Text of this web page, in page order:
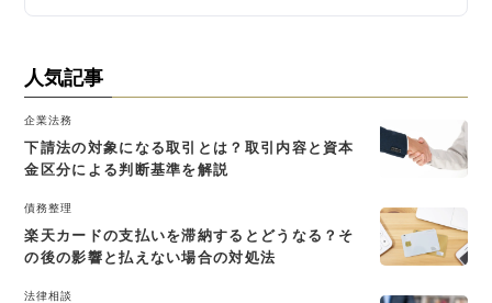
人気記事
企業法務
下請法の対象になる取引とは？取引内容と資本
金区分による判断基準を解説
債務整理
楽天カードの支払いを滞納するとどうなる？そ
の後の影響と払えない場合の対処法
法律相談